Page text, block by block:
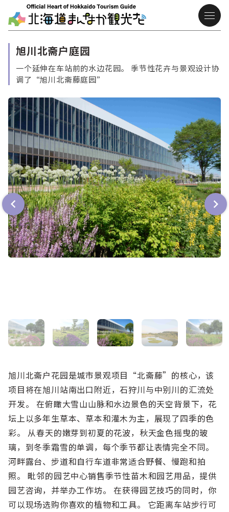
旭川北斋户庭园
一个延伸在车站前的水边花园。 季节性花卉与景观设计协
调了“旭川北斋藤庭园”
旭川北斋户花园是城市景观项目“北斋藤”的核心，该
项目将在旭川站南出口附近，石狩川与中别川的汇流处
开发。 在俯瞰大雪山山脉和水边景色的天空背景下，花
坛上以多年生草本、草本和灌木为主，展现了四季的色
彩。 从春天的嫩芽到初夏的花波，秋天金色摇曳的玻
璃，到冬季霜雪的单调，每个季节都让表情完全不同。
河畔露台、步道和自行车道非常适合野餐、慢跑和拍
照。 毗邻的园艺中心销售季节性苗木和园艺用品，提供
园艺咨询，并举办工作坊。 在获得园艺技巧的同时，你
可以现场选购你喜欢的植物和工具。 它距离车站步行可